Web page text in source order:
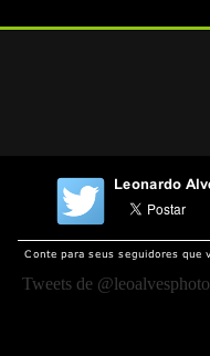
Tweets de @leoalvesphoto